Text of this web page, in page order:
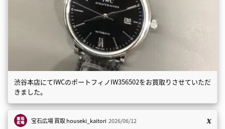
渋谷本店にてIWCのポートフィノIW356502をお買取りさせていただ
きました。
宝石広場 買取houseki_kaitori 2026/06/12